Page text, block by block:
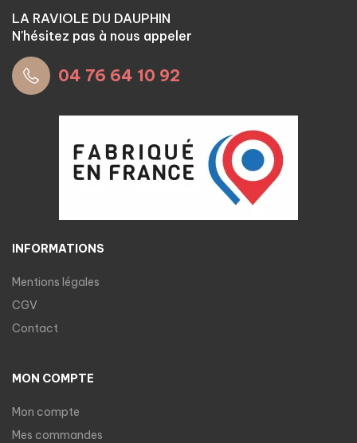
LA RAVIOLE DU DAUPHIN
N'hésitez pas à nous appeler
04 76 64 10 92
INFORMATIONS
Mentions légales
CGV
Contact
MON COMPTE
Mon compte
Mes commandes